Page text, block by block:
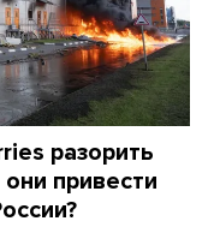
разорить
привести